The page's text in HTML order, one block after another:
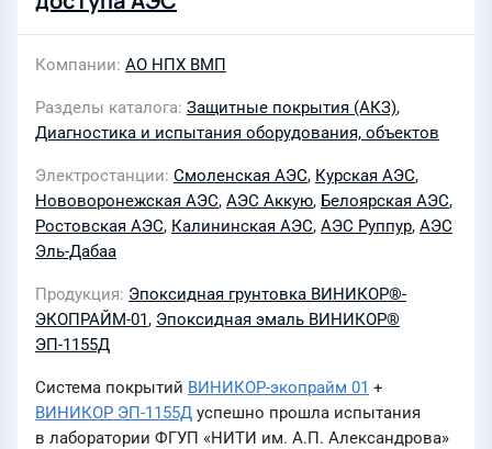
Компании АО НПХ ВМП
Разделы каталога Защитные покрытия (АКЗ),
Диагностика и испытания оборудования, объектов
Электростанции Смоленская АЭС, Курская АЭС,
Нововоронежская АЭС, АЭС Аккую, Белоярская АЭС,
Ростовская АЭС, Калининская АЭС, АЭС Руппур, АЭС
Эль-Дабаа
Продукция Эпоксидная грунтовка ВИНИКОР®-
ЭКОПРАЙМ-01, Эпоксидная эмаль ВИНИКОР®
ЭП-1155Д
Система покрытий ВИНИКОР-экопрайм 01 +
ВИНИКОР ЭП-1155Д успешно прошла испытания
в лаборатории ФГУП «НИТИ им. А.П. Александрова»